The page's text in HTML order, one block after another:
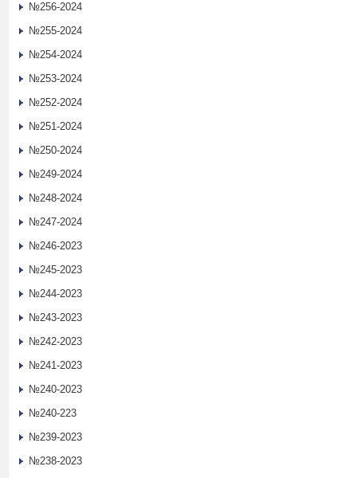
№256-2024
№255-2024
№254-2024
№253-2024
№252-2024
№251-2024
№250-2024
№249-2024
№248-2024
№247-2024
№246-2023
№245-2023
№244-2023
№243-2023
№242-2023
№241-2023
№240-2023
№240-223
№239-2023
№238-2023